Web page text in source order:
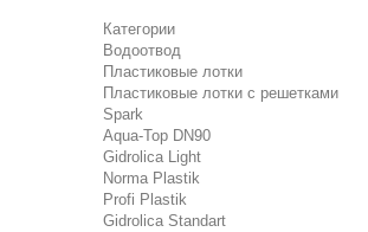
Категории
Водоотвод
Пластиковые лотки
Пластиковые лотки с решетками
Spark
Aqua-Top DN90
Gidrolica Light
Norma Plastik
Profi Plastik
Gidrolica Standart